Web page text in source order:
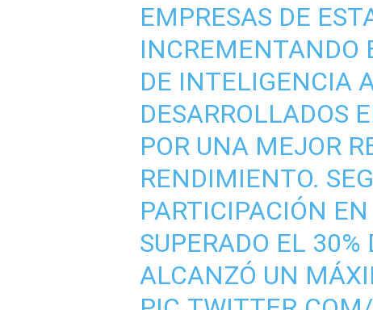
EMPRESAS DE
INCREMENTANDO
DE INTELIGENCIA
DESARROLLADOS
POR UNA MEJOR
RENDIMIENTO.
PARTICIPACIÓN
SUPERADO EL 30%
ALCANZÓ UN